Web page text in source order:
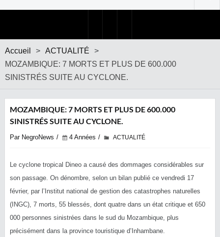
Accueil > ACTUALITÉ
>
​MOZAMBIQUE: 7 MORTS ET PLUS DE 600.000
SINISTRÉS SUITE AU CYCLONE.
​MOZAMBIQUE: 7 MORTS ET PLUS DE 600.000
SINISTRÉS SUITE AU CYCLONE.
Par NegroNews 4 Années ACTUALITÉ
Le cyclone tropical Dineo a causé des dommages considérables sur
son passage. On dénombre, ‎selon un bilan publié ce vendredi 17
février, par ‎l’Institut national de gestion des catastrophes naturelles
(INGC),‎ 7 morts, 55 blessés, dont quatre dans un état critique et 650
000 personnes sinistrées dans le sud du Mozambique, plus
précisément dans l‎a province touristique d’Inhambane‎.